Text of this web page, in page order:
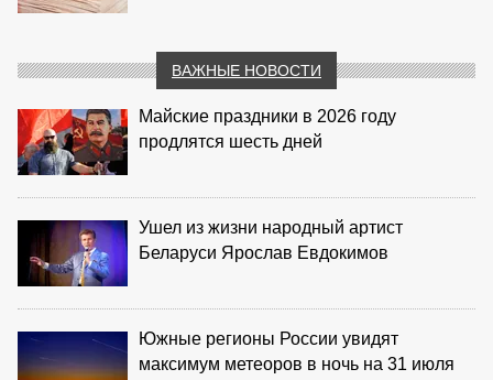
ВАЖНЫЕ НОВОСТИ
Майские праздники в 2026 году
продлятся шесть дней
Ушел из жизни народный артист
Беларуси Ярослав Евдокимов
Южные регионы России увидят
максимум метеоров в ночь на 31 июля